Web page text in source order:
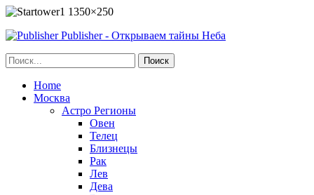
Publisher - Открываем тайны Неба
Home
Москва
Астро Регионы
Овен
Телец
Близнецы
Рак
Лев
Дева